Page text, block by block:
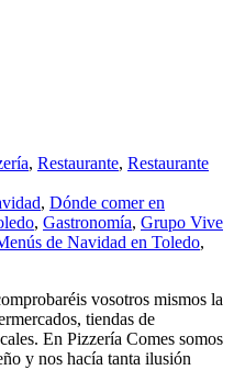
, Restaurante, Restaurante
, Dónde comer en
, Gastronomía, Grupo Vive
de Navidad en Toledo,
vosotros mismos la
tiendas de
En Pizzería Comes somos
y nos hacía tanta ilusión